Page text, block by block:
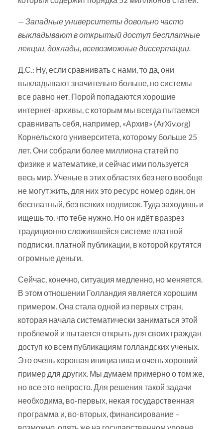
— Западные университеты довольно часто
выкладывают в открытый доступ бесплатные
лекции, доклады, всевозможные диссертации.
Д.С.: Ну, если сравнивать с нами, то да, они
выкладывают значительно больше, но системы
все равно нет. Порой попадаются хорошие
интернет-архивы, с которым мы всегда пытаемся
сравнивать себя, например, «Архив» (ArXiv.org)
Корнельского университета, которому больше 25
лет. Они собрали более миллиона статей по
физике и математике, и сейчас ими пользуется
весь мир. Ученые в этих областях без него вообще
не могут жить, для них это ресурс номер один, он
бесплатный, без всяких подписок. Туда заходишь и
ищешь то, что тебе нужно. Но он идёт вразрез
традиционно сложившейся системе платной
подписки, платной публикации, в которой крутятся
огромные деньги.
Сейчас, конечно, ситуация медленно, но меняется.
В этом отношении Голландия является хорошим
примером. Она стала одной из первых стран,
которая начала систематически заниматься этой
проблемой и пытается открыть для своих граждан
доступ ко всем публикациям голландских ученых.
Это очень хорошая инициатива и очень хороший
пример для других. Мы думаем примерно о том же,
но все это непросто. Для решения такой задачи
необходима, во-первых, некая государственная
программа и, во-вторых, финансирование –